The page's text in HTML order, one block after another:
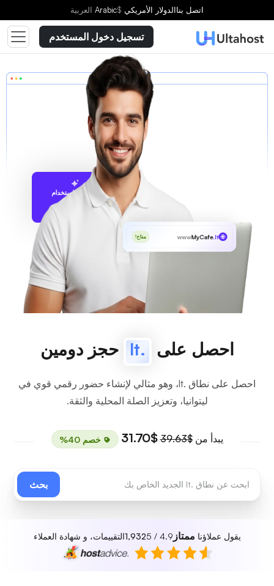
اتصل بناالدولار الأمريكي $
Arabic العربية
تسجيل دخول المستخدم
الاقتراح باستخدام
wwwMyCafe.lt متاح!
احصل على .lt حجز دومين
احصل على نطاق .lt، وهو مثالي لإنشاء حضور رقمي قوي في
ليتوانيا، وتعزيز الصلة المحلية والثقة.
يبدأ من$39.63
$31.70 خصم 40%
بحث
يقول عملاؤنا ممتاز 4.9 / 5
1,932التقييمات، و شهادة العملاء